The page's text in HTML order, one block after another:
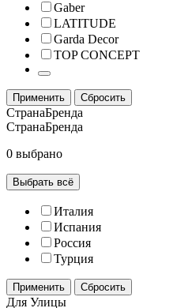
Gaber
LATITUDE
Garda Decor
TOP CONCEPT
Применить Сбросить
СтранаБренда
СтранаБренда
0 выбрано
Выбрать всё
Италия
Испания
Россия
Турция
Применить Сбросить
Для Улицы